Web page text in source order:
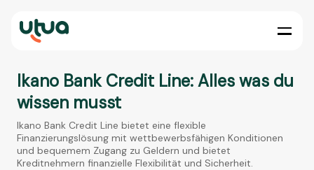
Ikano Bank Credit Line: Alles was du
wissen musst
Ikano Bank Credit Line bietet eine flexible
Finanzierungslösung mit wettbewerbsfähigen Konditionen
und bequemem Zugang zu Geldern und bietet
Kreditnehmern finanzielle Flexibilität und Sicherheit.